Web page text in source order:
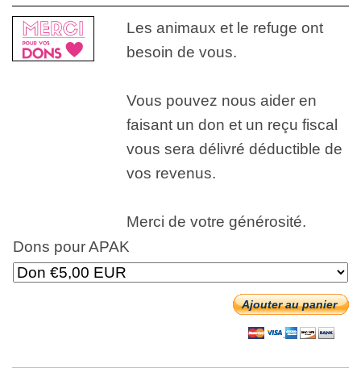
Les animaux et le refuge ont
besoin de vous.
Vous pouvez nous aider en
faisant un don et un reçu fiscal
vous sera délivré déductible de
vos revenus.
Merci de votre générosité.
Dons pour APAK
Ajouter au panier